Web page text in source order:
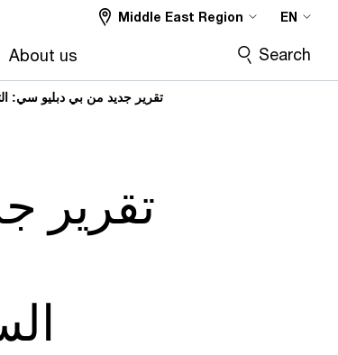
About us
Middle East Region EN
Search
تقرير جديد من بي دبليو سي:
تقرير